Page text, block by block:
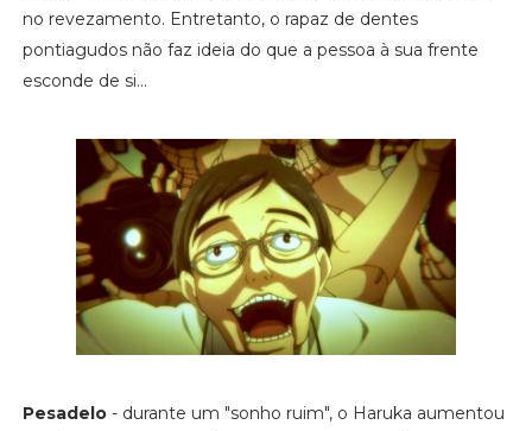
no revezamento. Entretanto, o rapaz de dentes
pontiagudos não faz ideia do que a pessoa à sua frente
esconde de si...
Pesadelo- durante um "sonho ruim", o Haruka aumentou